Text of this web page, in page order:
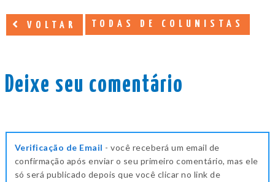
VOLTAR TODAS DE COLUNISTAS
Deixe seu comentário
Verificação de Email - você receberá um email de
confirmação após enviar o seu primeiro comentário, mas ele
só será publicado depois que você clicar no link de